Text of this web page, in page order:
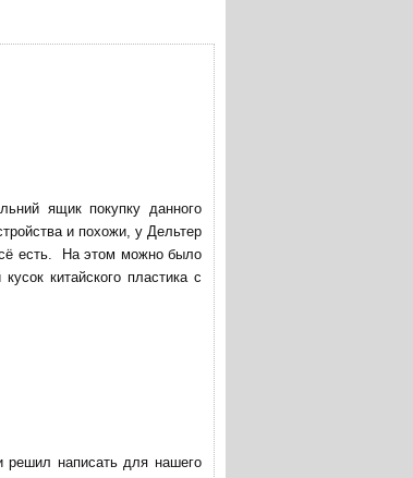
ящик покупку данного
и похожи, у Дельтер
есть. На этом можно было
китайского пластика с
решил написать для нашего